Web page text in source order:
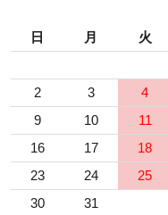
日 月 火
2
3 4
9
10 11
16
17 18
23
24 25
30
31